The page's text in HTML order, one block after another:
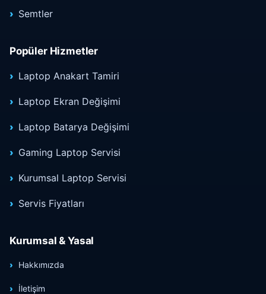
Semtler
Popüler Hizmetler
Laptop Anakart Tamiri
Laptop Ekran Değişimi
Laptop Batarya Değişimi
Gaming Laptop Servisi
Kurumsal Laptop Servisi
Servis Fiyatları
Kurumsal & Yasal
Hakkımızda
İletişim